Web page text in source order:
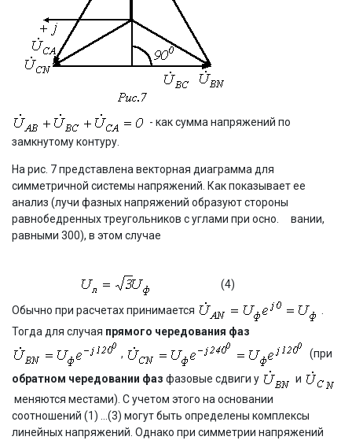
- как сумма напряжений по
замкнутому контуру.
На рис. 7 представлена векторная диаграмма для
симметричной системы напряжений. Как показывает ее
анализ (лучи фазных напряжений образуют стороны
равнобедренных треугольников с углами при осно. вании,
равными 300), в этом случае
(4)
Обычно при расчетах принимается
Тогда для случая прямого чередования фаз
,
(при
обратном чередовании фаз фазовые сдвиги у
и
меняются местами). С учетом этого на основании
соотношений (1) …(3) могут быть определены комплексы
линейных напряжений. Однако при симметрии напряжений